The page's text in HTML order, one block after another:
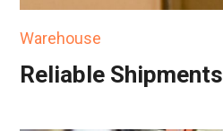
Warehouse
Reliable Shipments